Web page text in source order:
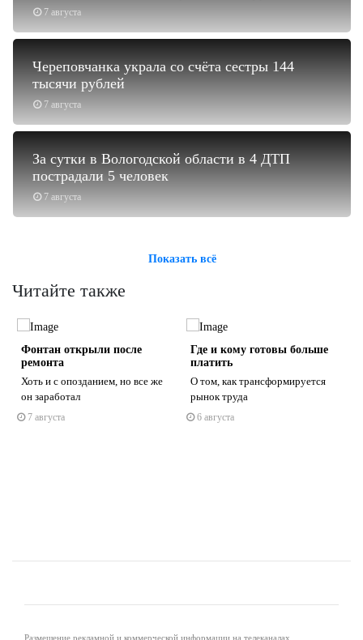
7 августа
7 августа
Череповчанка украла со счёта сестры 144
тысячи рублей
7 августа
За сутки в Вологодской области в 4 ДТП
пострадали 5 человек
Показать всё
Читайте также
Фонтан открыли после
ремонта
Хоть и с опозданием, но все же
он заработал
7 августа
Где и кому готовы больше
платить
О том, как трансформируется
рынок труда
6 августа
Размещение рекламной и коммерческой информации на телеканалах,